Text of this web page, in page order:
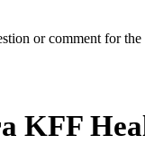
or comment for
KFF